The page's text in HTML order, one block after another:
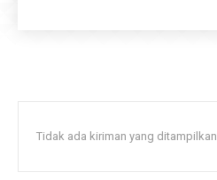
Tidak ada kiriman yang ditampilkan